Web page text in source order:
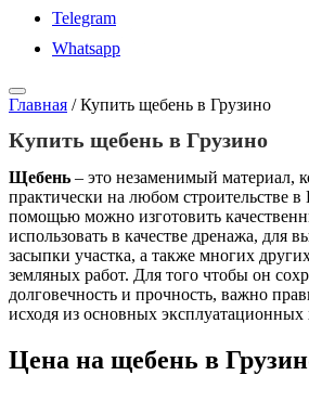
Telegram
Whatsapp
Главная /Купить щебень в Грузино
Купить щебень в Грузино
Щебень – это незаменимый материал,
практически на любом строительстве в
помощью можно изготовить
использовать в качестве дренажа, для
засыпки участка, а также многих
земляных работ. Для того чтобы он
долговечность и прочность, важно
исходя из основных эксплуатационных
Цена на щебень в